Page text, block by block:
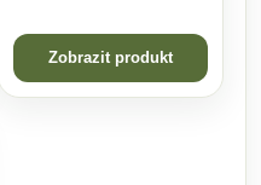
Zobrazit produkt